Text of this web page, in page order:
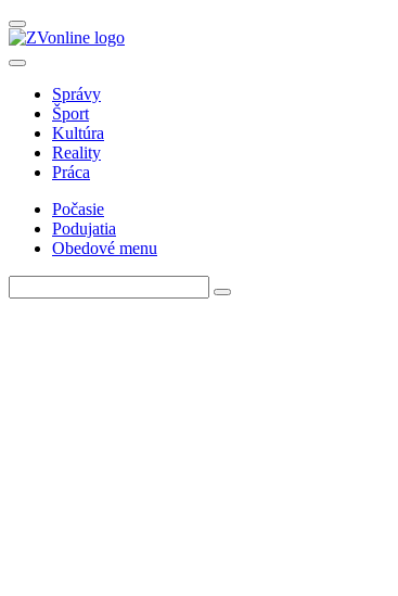
Správy
Šport
Kultúra
Reality
Práca
Počasie
Podujatia
Obedové menu